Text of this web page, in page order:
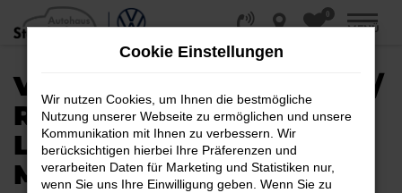
Zum
Hauptinhalt
0
MENÜ
VW ID.3 EU-NEUWAGEN /
REIMPORT |
LIEFERSERVICE NACH
MAGDEBURG
Cookie Einstellungen
Wir nutzen Cookies, um Ihnen die bestmögliche
Nutzung unserer Webseite zu ermöglichen und unsere
Kommunikation mit Ihnen zu verbessern. Wir
berücksichtigen hierbei Ihre Präferenzen und
verarbeiten Daten für Marketing und Statistiken nur,
wenn Sie uns Ihre Einwilligung geben. Wenn Sie zu